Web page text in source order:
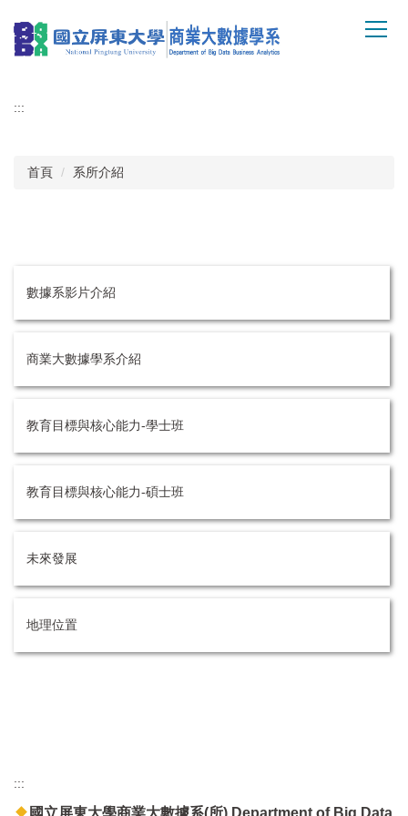
到
主
容
:::
首頁 系所介紹
數據系影片介紹
商業大數據學系介紹
教育目標與核心能力-學士班
教育目標與核心能力-碩士班
未來發展
地理位置
:::
國立屏東大學商業大數據系(所) Department of Big Data